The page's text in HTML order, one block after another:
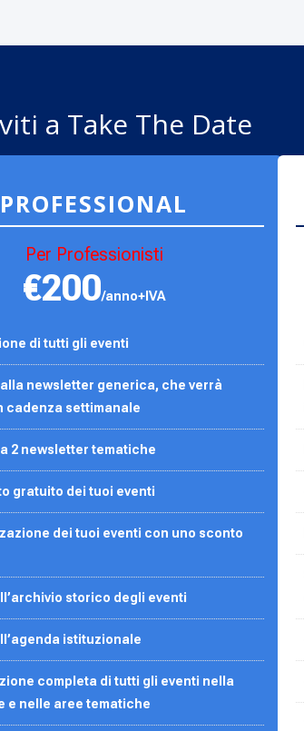
a Take The Date
PROFESSIONAL
Per Professionisti
€200/anno+IVA
di tutti gli eventi
newsletter generica, che verrà
cadenza settimanale
2 newsletter tematiche
gratuito dei tuoi eventi
dei tuoi eventi con uno sconto
storico degli eventi
istituzionale
completa di tutti gli eventi nella
e nelle aree tematiche